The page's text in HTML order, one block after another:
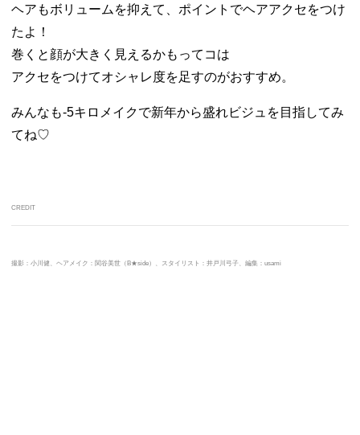
ヘアもボリュームを抑えて、ポイントでヘアアクセをつけ
たよ！
巻くと顔が大きく見えるかもってコは
アクセをつけてオシャレ度を足すのがおすすめ。
みんなも-5キロメイクで新年から盛れビジュを目指してみ
てね♡
CREDIT
撮影：小川健、ヘアメイク：関谷美世（B★side）、スタイリスト：井戸川弓子、編集：usami